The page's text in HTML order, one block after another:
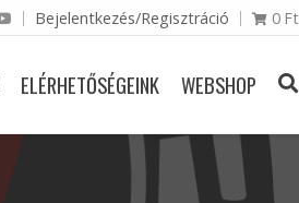
Bejelentkezés/Regisztráció 0 Ft
ELÉRHETŐSÉGEINK WEBSHOP